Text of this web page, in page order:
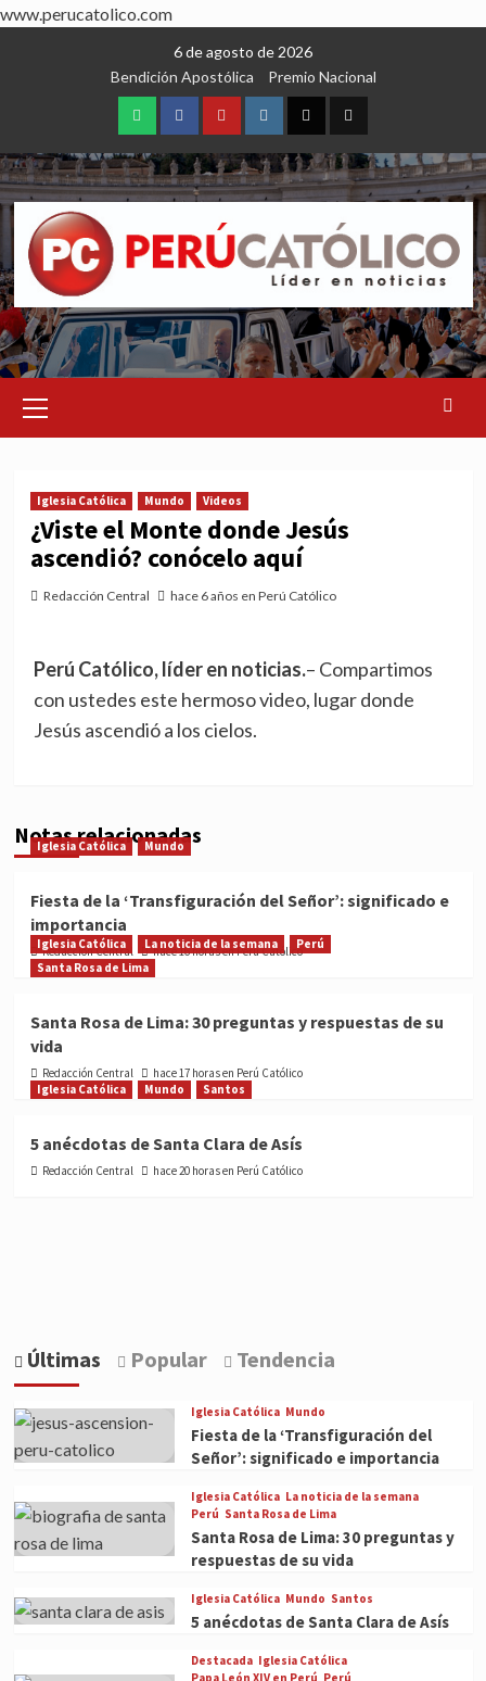
www.perucatolico.com
6 de agosto de 2026
Bendición Apostólica
Premio Nacional
WhatsAppFacebookYoutubeInstagram
X TikTok
Menu
Iglesia Católica Mundo Videos
¿Viste el Monte donde Jesús
ascendió? conócelo aquí
Redacción Central hace 6 años en Perú Católico
Perú Católico, líder en noticias.– Compartimos
con ustedes este hermoso video, lugar donde
Jesús ascendió a los cielos.
Notas relacionadas
Iglesia Católica Mundo
Fiesta de la ‘Transfiguración del Señor’: significado e
importancia
Redacción Central hace 16 horas en Perú Católico
Iglesia Católica La noticia de la semana
Perú
Santa Rosa de Lima
Santa Rosa de Lima: 30 preguntas y respuestas de su
vida
Redacción Central
hace 17 horas en Perú Católico
Iglesia Católica
Mundo Santos
5 anécdotas de Santa Clara de Asís
Redacción Central hace 20 horas en Perú Católico
Últimas Popular Tendencia
Iglesia Católica Mundo
Fiesta de la ‘Transfiguración del
Señor’: significado e importancia
Iglesia Católica La noticia de la semana
Perú Santa Rosa de Lima
Santa Rosa de Lima: 30 preguntas y
respuestas de su vida
Iglesia Católica Mundo Santos
5 anécdotas de Santa Clara de Asís
Destacada Iglesia Católica